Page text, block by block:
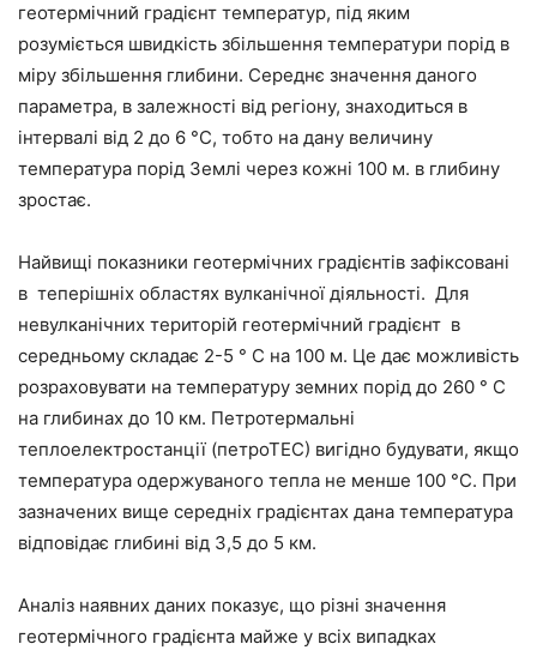
геотермічний градієнт температур, під яким
розуміється швидкість збільшення температури порід в
міру збільшення глибини. Середнє значення даного
параметра, в залежності від регіону, знаходиться в
інтервалі від 2 до 6 °С, тобто на дану величину
температура порід Землі через кожні 100 м. в глибину
зростає.
Найвищі показники геотермічних градієнтів зафіксовані
в теперішніх областях вулканічної діяльності. Для
невулканічних територій геотермічний градієнт в
середньому складає 2-5 ° С на 100 м. Це дає можливість
розраховувати на температуру земних порід до 260 ° С
на глибинах до 10 км. Петротермальні
теплоелектростанції (петроТЕС) вигідно будувати, якщо
температура одержуваного тепла не менше 100 °С. При
зазначених вище середніх градієнтах дана температура
відповідає глибині від 3,5 до 5 км.
Аналіз наявних даних показує, що різні значення
геотермічного градієнта майже у всіх випадках